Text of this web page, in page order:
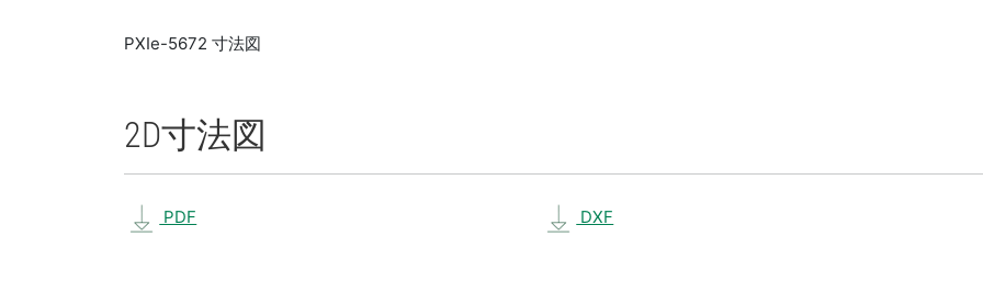
PXIe-5672 寸法図
2D寸法図
PDF DXF